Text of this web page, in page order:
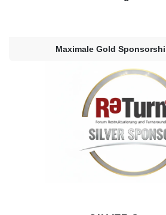
Maximale Gold